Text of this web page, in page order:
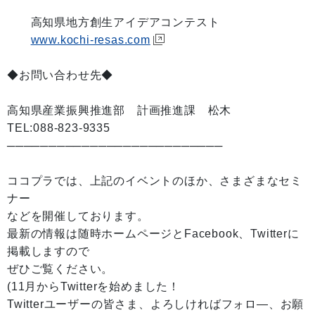
高知県地方創生アイデアコンテスト
www.kochi-resas.com
◆お問い合わせ先◆
高知県産業振興推進部 計画推進課 松木
TEL:088-823-9335
──────────────────────────
ココプラでは、上記のイベントのほか、さまざまなセミ
ナー
などを開催しております。
最新の情報は随時ホームページとFacebook、Twitterに
掲載しますので
ぜひご覧ください。
(11月からTwitterを始めました！
Twitterユーザーの皆さま、よろしければフォロ―、お願